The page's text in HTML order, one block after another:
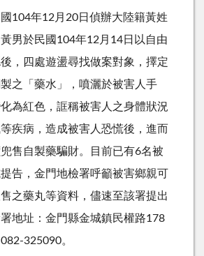
104年12月20日偵辦大陸籍黃姓
男於民國104年12月14日以自由
，四處遊盪尋找做案對象，擇定
之「藥水」，噴灑於被害人手
化為紅色，誆稱被害人之身體狀況
疾病，造成被害人恐慌後，進而
售自製藥騙財。目前已有6名被
告，金門地檢署呼籲被害鄉親可
之藥丸等資料，儘速至該署提出
地址：金門縣金城鎮民權路178
325090。